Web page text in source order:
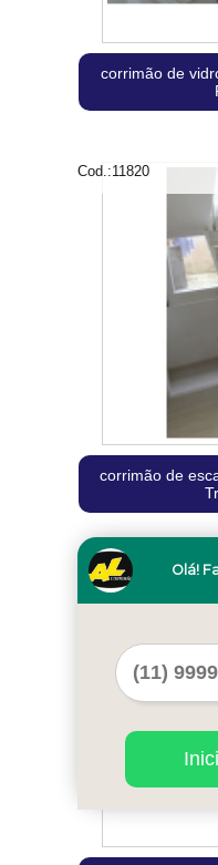
corrimão de
Cod.:11820
corrimão de
Cod.:11821 Olá!